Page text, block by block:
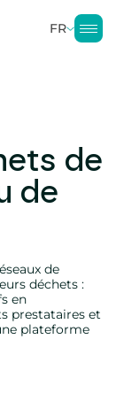
FR
de
de
de
déchets :
en
prestataires et
plateforme